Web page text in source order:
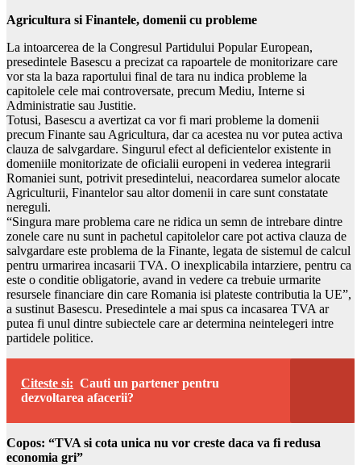
Agricultura si Finantele, domenii cu probleme
La intoarcerea de la Congresul Partidului Popular European,
presedintele Basescu a precizat ca rapoartele de monitorizare care
vor sta la baza raportului final de tara nu indica probleme la
capitolele cele mai controversate, precum Mediu, Interne si
Administratie sau Justitie.
Totusi, Basescu a avertizat ca vor fi mari probleme la domenii
precum Finante sau Agricultura, dar ca acestea nu vor putea activa
clauza de salvgardare. Singurul efect al deficientelor existente in
domeniile monitorizate de oficialii europeni in vederea integrarii
Romaniei sunt, potrivit presedintelui, neacordarea sumelor alocate
Agriculturii, Finantelor sau altor domenii in care sunt constatate
nereguli.
“Singura mare problema care ne ridica un semn de intrebare dintre
zonele care nu sunt in pachetul capitolelor care pot activa clauza de
salvgardare este problema de la Finante, legata de sistemul de calcul
pentru urmarirea incasarii TVA. O inexplicabila intarziere, pentru ca
este o conditie obligatorie, avand in vedere ca trebuie urmarite
resursele financiare din care Romania isi plateste contributia la UE”,
a sustinut Basescu. Presedintele a mai spus ca incasarea TVA ar
putea fi unul dintre subiectele care ar determina neintelegeri intre
partidele politice.
Citeste si: Cauti un partener pentru
dezvoltarea afacerii?
Copos: “TVA si cota unica nu vor creste daca va fi redusa
economia gri”